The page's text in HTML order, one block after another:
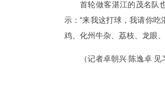
首轮做客湛江的茂名队
示：“来我这打球，我请你
鸡、化州牛杂、荔枝、龙眼
（记者卓朝兴 陈逸卓